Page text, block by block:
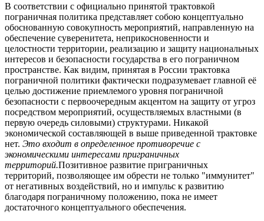
В соответствии с официально принятой трактовкой
пограничная политика представляет собою концептуально
обоснованную совокупность мероприятий, направленную на
обеспечение суверенитета, неприкосновенности и
целостности территории, реализацию и защиту национальных
интересов и безопасности государства в его пограничном
пространстве. Как видим, принятая в России трактовка
пограничной политики фактически подразумевает главной её
целью достижение приемлемого уровня пограничной
безопасности с первоочередным акцентом на защиту от угроз
посредством мероприятий, осуществляемых властными (в
первую очередь силовыми) структурами. Никакой
экономической составляющей в выше приведенной трактовке
нет. Это входит в определенное противоречие с
экономическими интересами приграничных
территорий.Позитивное развитие приграничных
территорий, позволяющее им обрести не только "иммунитет"
от негативных воздействий, но и импульс к развитию
благодаря пограничному положению, пока не имеет
достаточного концептуального обеспечения.